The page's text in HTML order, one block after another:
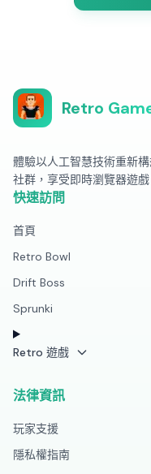
Retro
體驗以人工智慧技術重新
社群，享受即時瀏覽器遊
快速訪問
首頁
Retro Bowl
Drift Boss
Sprunki
Retro 遊戲
法律資訊
玩家支援
隱私權指南